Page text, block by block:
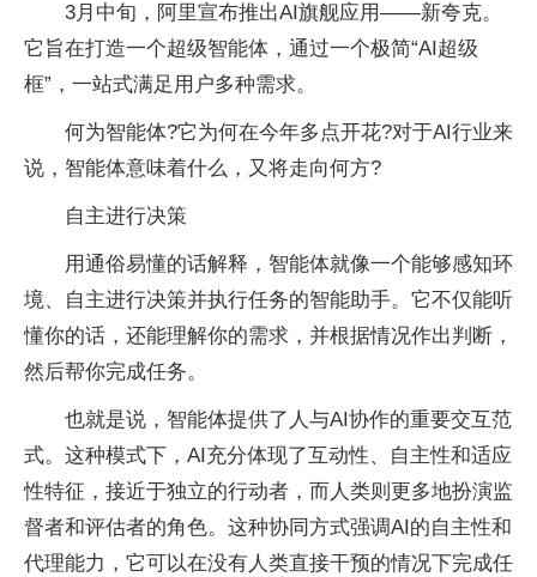
3月中旬，阿里宣布推出AI旗舰应用——新夸克。
它旨在打造一个超级智能体，通过一个极简“AI超级
框”，一站式满足用户多种需求。
何为智能体?它为何在今年多点开花?对于AI行业来
说，智能体意味着什么，又将走向何方?
自主进行决策
用通俗易懂的话解释，智能体就像一个能够感知环
境、自主进行决策并执行任务的智能助手。它不仅能听
懂你的话，还能理解你的需求，并根据情况作出判断，
然后帮你完成任务。
也就是说，智能体提供了人与AI协作的重要交互范
式。这种模式下，AI充分体现了互动性、自主性和适应
性特征，接近于独立的行动者，而人类则更多地扮演监
督者和评估者的角色。这种协同方式强调AI的自主性和
代理能力，它可以在没有人类直接干预的情况下完成任